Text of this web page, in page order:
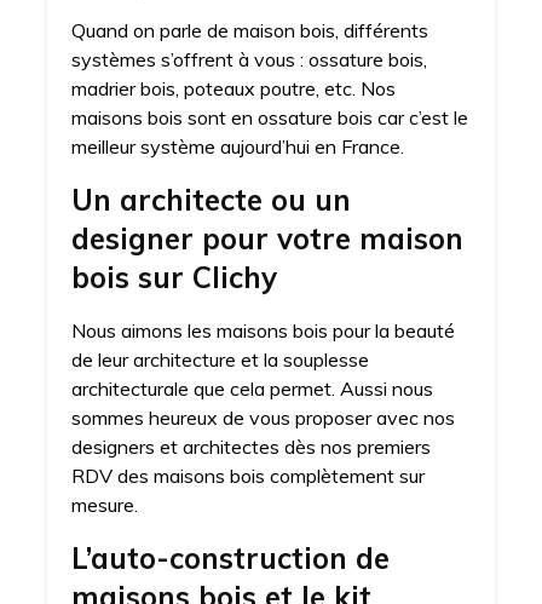
Quand on parle de maison bois, différents
systèmes s’offrent à vous : ossature bois,
madrier bois, poteaux poutre, etc. Nos
maisons bois sont en ossature bois car c’est le
meilleur système aujourd’hui en France.
Un architecte ou un
designer pour votre maison
bois sur Clichy
Nous aimons les maisons bois pour la beauté
de leur architecture et la souplesse
architecturale que cela permet. Aussi nous
sommes heureux de vous proposer avec nos
designers et architectes dès nos premiers
RDV des maisons bois complètement sur
mesure.
L’auto-construction de
maisons bois et le kit